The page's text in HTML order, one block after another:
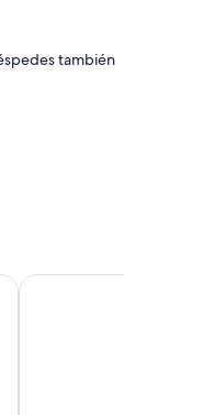
también
Enjoy Pucon